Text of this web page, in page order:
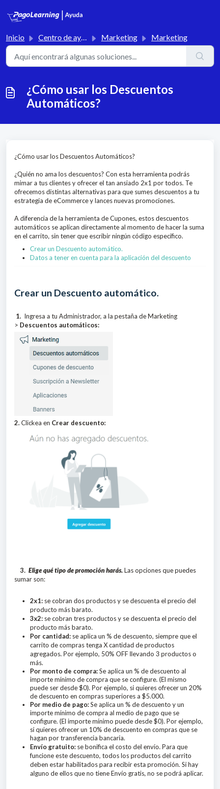
Inicio Centro de ayuda Marketing Marketing
¿Cómo usar los Descuentos
Automáticos?
¿Cómo usar los Descuentos Automáticos?
¿Quién no ama los descuentos? Con esta herramienta podrás
mimar a tus clientes y ofrecer el tan ansiado 2x1 por todos. Te
ofrecemos distintas alternativas para que sumes descuentos a tu
estrategia de eCommerce y lances nuevas promociones.
A diferencia de la herramienta de Cupones, estos descuentos
automáticos se aplican directamente al momento de hacer la suma
en el carrito, sin tener que escribir ningún código específico.
Crear un Descuento automático.
Datos a tener en cuenta para la aplicación del descuento
Crear un Descuento automático.
1. Ingresa a tu Administrador, a la pestaña de Marketing
> Descuentos automáticos:
2.Clickea en Crear descuento:
3. Elige qué tipo de promoción harás.Las opciones que puedes
sumar son:
2x1: se cobran dos productos y se descuenta el precio del
producto más barato.
3x2: se cobran tres productos y se descuenta el precio del
producto más barato.
Por cantidad: se aplica un % de descuento, siempre que el
carrito de compras tenga X cantidad de productos
agregados. Por ejemplo, 50% OFF llevando 3 productos o
más.
Por monto de compra:Se aplica un % de descuento al
importe mínimo de compra que se configure. (El mismo
puede ser desde $0). Por ejemplo, si quieres ofrecer un 20%
de descuento en compras superiores a $5.000.
Por medio de pago:Se aplica un % de descuento y un
importe mínimo de compra al medio de pago que se
configure. (El importe mínimo puede desde $0). Por ejemplo,
si quieres ofrecer un 10% de descuento en compras que se
hagan por transferencia bancaria.
Envío gratuito: se bonifica el costo del envío. Para que
funcione este descuento, todos los productos del carrito
deben estar habilitados para recibir esta promoción. Si hay
alguno de ellos que no tiene Envío gratis, no se podrá aplicar.